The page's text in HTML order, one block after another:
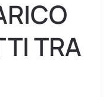
TRA